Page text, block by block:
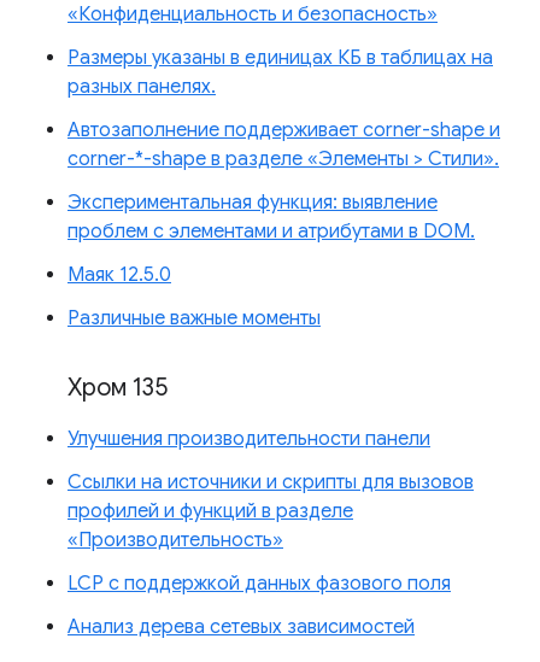
«Конфиденциальность и безопасность»
Размеры указаны в единицах КБ в таблицах на
разных панелях.
Автозаполнение поддерживает corner-shape и
corner-*-shape в разделе «Элементы > Стили».
Экспериментальная функция: выявление
проблем с элементами и атрибутами в DOM.
Маяк 12.5.0
Различные важные моменты
Хром 135
Улучшения производительности панели
Ссылки на источники и скрипты для вызовов
профилей и функций в разделе
«Производительность»
LCP с поддержкой данных фазового поля
Анализ дерева сетевых зависимостей